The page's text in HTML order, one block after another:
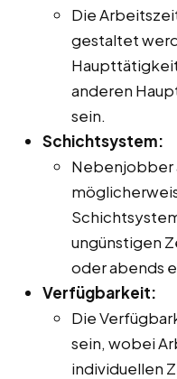
Die
gestaltet
anderen
sein.
Schichtsystem:
Nebenjobber
ungünstigen
oder abends
Verfügbarkeit:
Die
sein, wobei
individuellen